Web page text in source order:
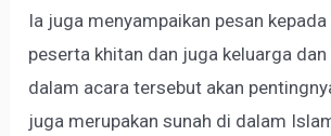
Ia juga menyampaikan pesan
peserta khitan dan juga keluarga
dalam acara tersebut akan
juga merupakan sunah di dalam